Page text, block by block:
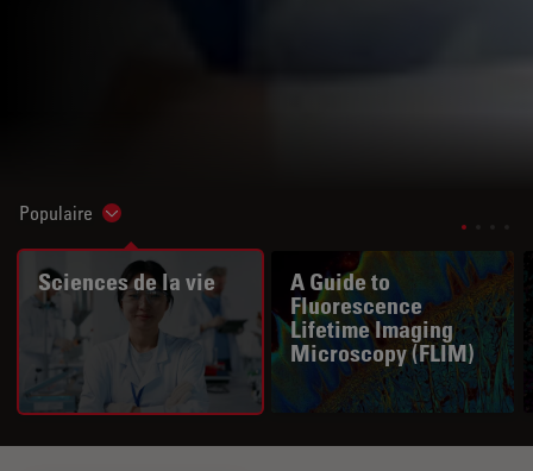
Populaire Show subnavigation
Sciences de la vie
A Guide to
Fluorescence
Lifetime Imaging
Microscopy (FLIM)